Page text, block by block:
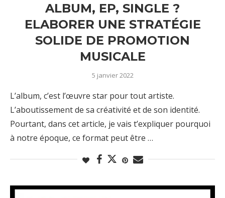
ALBUM, EP, SINGLE ?
ELABORER UNE STRATÉGIE
SOLIDE DE PROMOTION
MUSICALE
5 janvier 2022
L’album, c’est l’œuvre star pour tout artiste.
L’aboutissement de sa créativité et de son identité.
Pourtant, dans cet article, je vais t’expliquer pourquoi
à notre époque, ce format peut être …